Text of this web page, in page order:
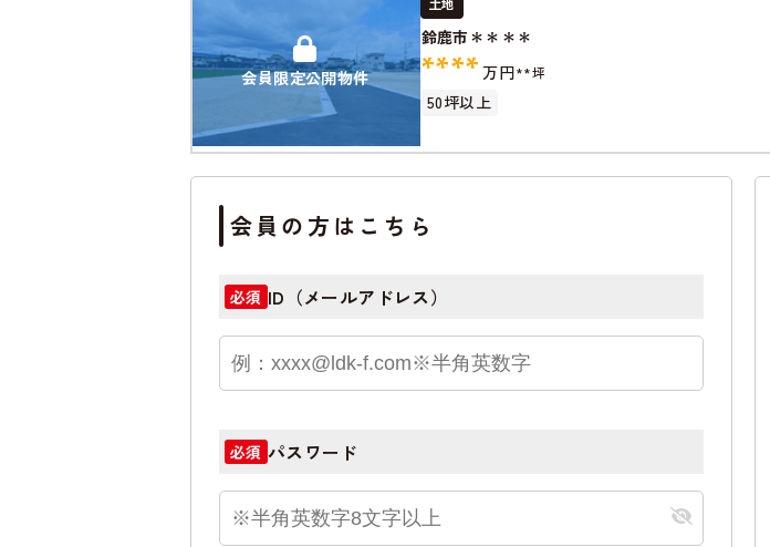
会員限定公開物件
鈴鹿市＊＊＊＊
**** 万円**坪
50坪以上
会員の方はこちら
必須 ID（メールアドレス）
必須 パスワード